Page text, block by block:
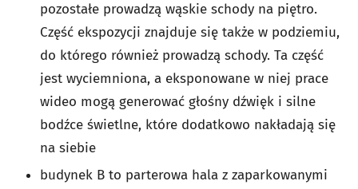
pozostałe prowadzą wąskie schody na piętro.
Część ekspozycji znajduje się także w podziemiu,
do którego również prowadzą schody. Ta część
jest wyciemniona, a eksponowane w niej prace
wideo mogą generować głośny dźwięk i silne
bodźce świetlne, które dodatkowo nakładają się
na siebie
budynek B to parterowa hala z zaparkowanymi